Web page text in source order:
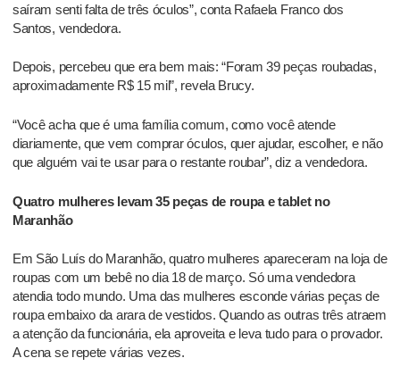
saíram senti falta de três óculos”, conta Rafaela Franco dos
Santos, vendedora.
Depois, percebeu que era bem mais: “Foram 39 peças roubadas,
aproximadamente R$ 15 mil”, revela Brucy.
“Você acha que é uma família comum, como você atende
diariamente, que vem comprar óculos, quer ajudar, escolher, e não
que alguém vai te usar para o restante roubar”, diz a vendedora.
Quatro mulheres levam 35 peças de roupa e tablet no
Maranhão
Em São Luís do Maranhão, quatro mulheres apareceram na loja de
roupas com um bebê no dia 18 de março. Só uma vendedora
atendia todo mundo. Uma das mulheres esconde várias peças de
roupa embaixo da arara de vestidos. Quando as outras três atraem
a atenção da funcionária, ela aproveita e leva tudo para o provador.
A cena se repete várias vezes.